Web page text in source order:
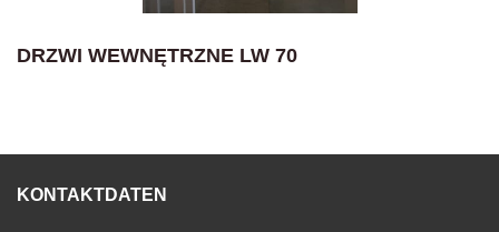
DRZWI WEWNĘTRZNE LW 70
KONTAKTDATEN